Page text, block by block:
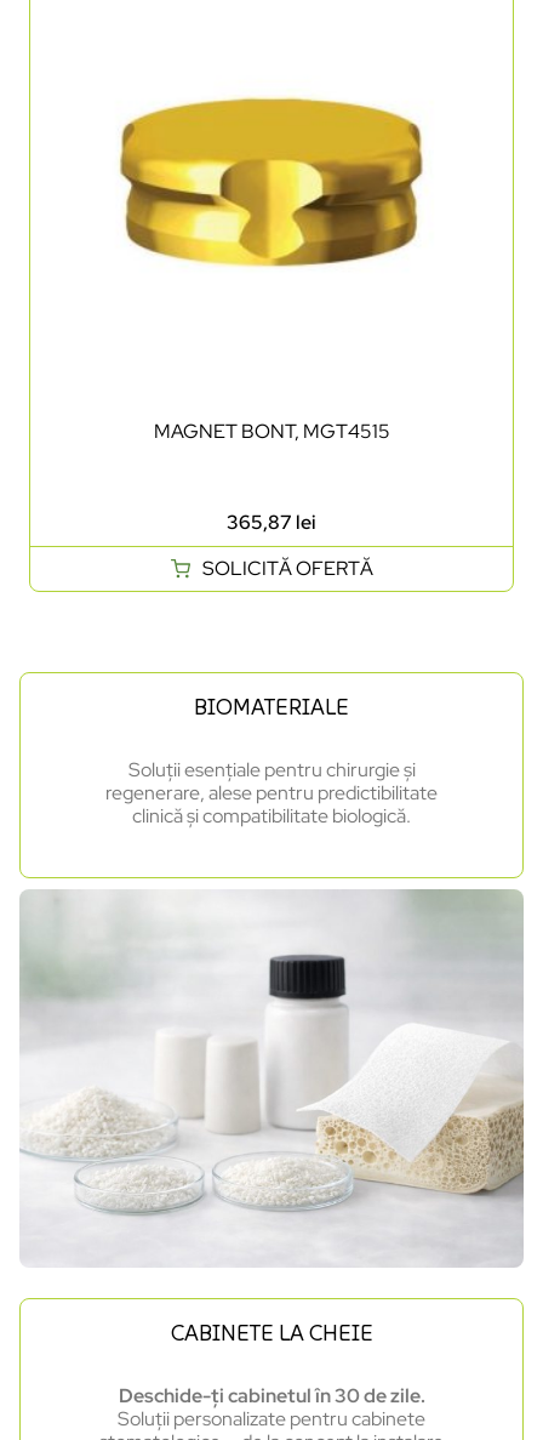
MAGNET BONT, MGT4515
365,87 lei
SOLICITĂ OFERTĂ
BIOMATERIALE
Soluții esențiale pentru chirurgie și
regenerare, alese pentru predictibilitate
clinică și compatibilitate biologică.
CABINETE LA CHEIE
Deschide-ți cabinetul în 30 de zile.
Soluții personalizate pentru cabinete